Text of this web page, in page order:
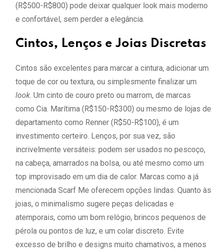
(R$500-R$800) pode deixar qualquer look mais moderno
e confortável, sem perder a elegância.
Cintos, Lenços e Joias Discretas
Cintos são excelentes para marcar a cintura, adicionar um
toque de cor ou textura, ou simplesmente finalizar um
look. Um cinto de couro preto ou marrom, de marcas
como Cia. Marítima (R$150-R$300) ou mesmo de lojas de
departamento como Renner (R$50-R$100), é um
investimento certeiro. Lenços, por sua vez, são
incrivelmente versáteis: podem ser usados no pescoço,
na cabeça, amarrados na bolsa, ou até mesmo como um
top improvisado em um dia de calor. Marcas como a já
mencionada Scarf Me oferecem opções lindas. Quanto às
joias, o minimalismo sugere peças delicadas e
atemporais, como um bom relógio, brincos pequenos de
pérola ou pontos de luz, e um colar discreto. Evite
excesso de brilho e designs muito chamativos, a menos